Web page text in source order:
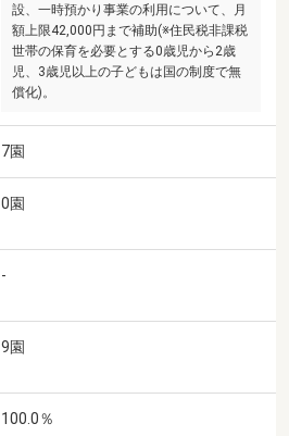
設、一時預かり事業の利用について、月
額上限42,000円まで補助(※住民税非課税
世帯の保育を必要とする0歳児から2歳
児、3歳児以上の子どもは国の制度で無
償化)。
7園
0園
-
9園
100.0％